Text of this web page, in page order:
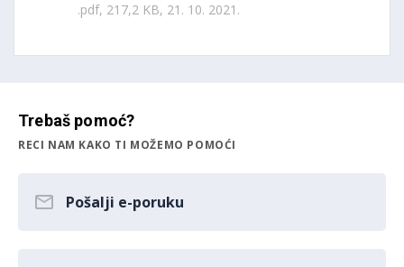
.pdf, 217,2 KB, 21. 10. 2021.
Trebaš pomoć?
RECI NAM KAKO TI MOŽEMO POMOĆI
Pošalji e-poruku